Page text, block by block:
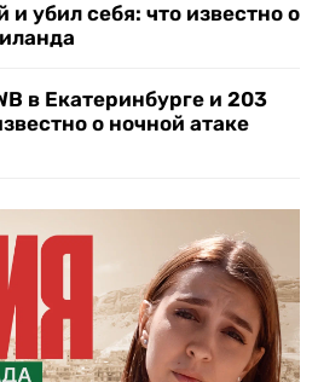
и убил себя: что известно о
в Екатеринбурге и 203
о ночной атаке